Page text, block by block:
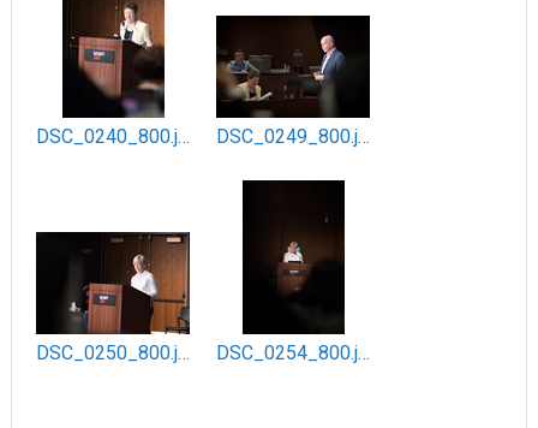
DSC_0240_800.jpg DSC_0249_800.jpg
DSC_0250_800.jpg DSC_0254_800.jpg